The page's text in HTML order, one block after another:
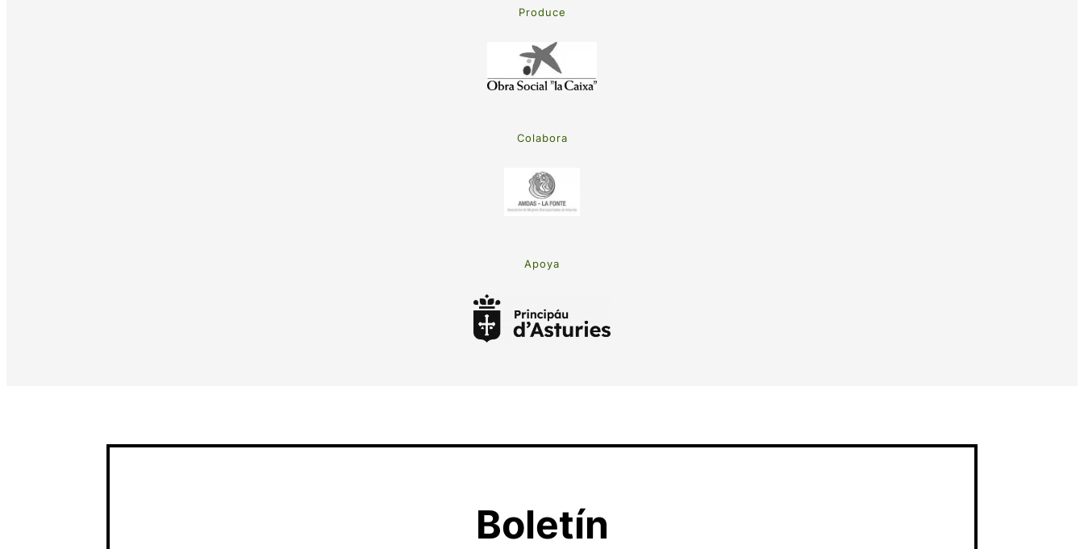
Produce
Colabora
Apoya
Boletín